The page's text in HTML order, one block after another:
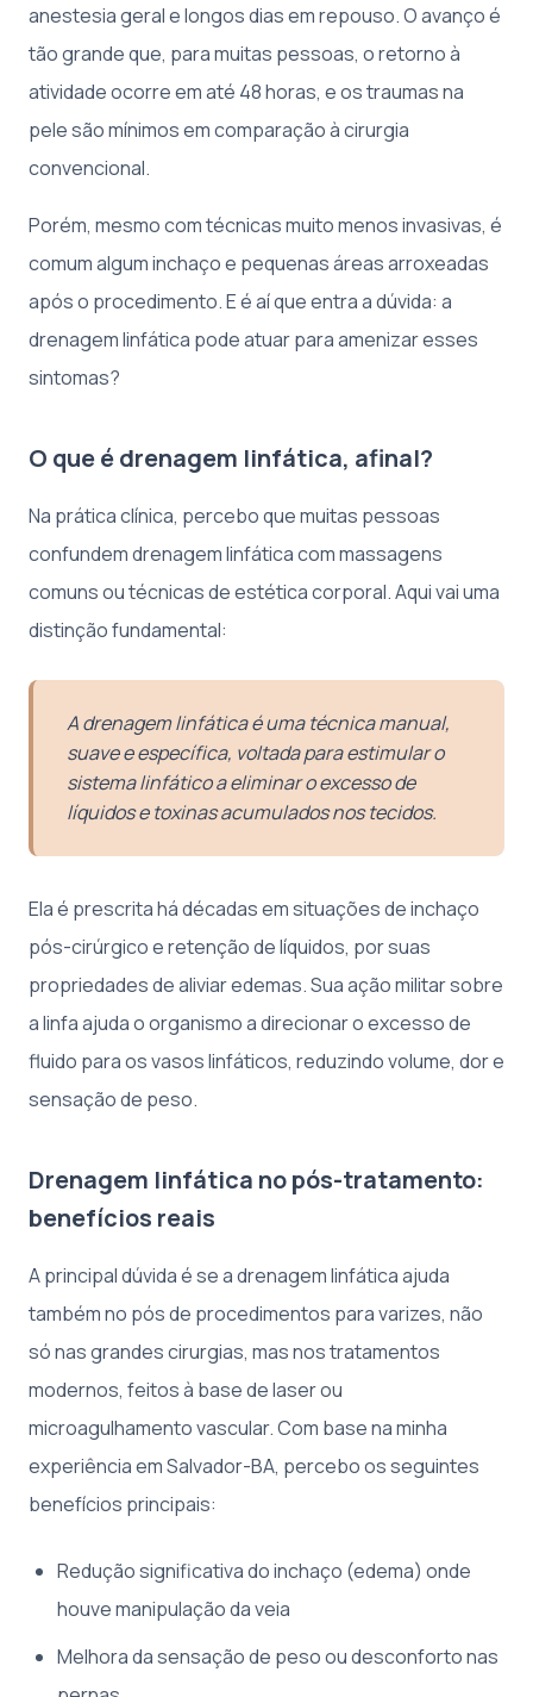
anestesia geral e longos dias em repouso. O avanço é
tão grande que, para muitas pessoas, o retorno à
atividade ocorre em até 48 horas, e os traumas na
pele são mínimos em comparação à cirurgia
convencional.
Porém, mesmo com técnicas muito menos invasivas, é
comum algum inchaço e pequenas áreas arroxeadas
após o procedimento. E é aí que entra a dúvida: a
drenagem linfática pode atuar para amenizar esses
sintomas?
O que é drenagem linfática, afinal?
Na prática clínica, percebo que muitas pessoas
confundem drenagem linfática com massagens
comuns ou técnicas de estética corporal. Aqui vai uma
distinção fundamental:
A drenagem linfática é uma técnica manual,
suave e específica, voltada para estimular o
sistema linfático a eliminar o excesso de
líquidos e toxinas acumulados nos tecidos.
Ela é prescrita há décadas em situações de inchaço
pós-cirúrgico e retenção de líquidos, por suas
propriedades de aliviar edemas. Sua ação militar sobre
a linfa ajuda o organismo a direcionar o excesso de
fluido para os vasos linfáticos, reduzindo volume, dor e
sensação de peso.
Drenagem linfática no pós-tratamento:
benefícios reais
A principal dúvida é se a drenagem linfática ajuda
também no pós de procedimentos para varizes, não
só nas grandes cirurgias, mas nos tratamentos
modernos, feitos à base de laser ou
microagulhamento vascular. Com base na minha
experiência em Salvador-BA, percebo os seguintes
benefícios principais:
Redução significativa do inchaço (edema) onde
houve manipulação da veia
Melhora da sensação de peso ou desconforto nas